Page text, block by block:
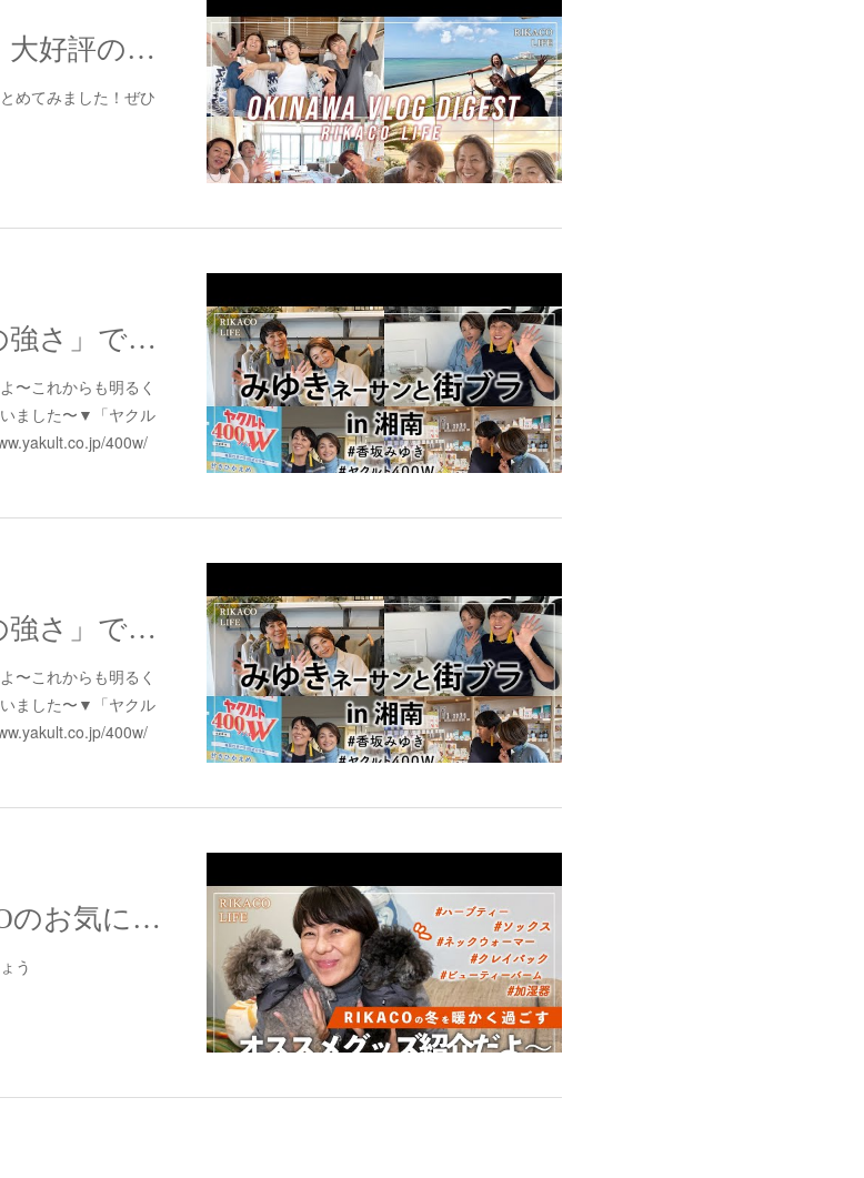
【配信】YouTube【Vlog】大好評の沖縄旅をまとめてみたよ〜
めてみました！ぜひ
【配信】YouTube【「Wの強さ」でお通じ改善】香坂みゆきさんと湘南デートからのヤクルトさんへ訪問！健やかな毎日を楽しく過ごすアイテムについて詳しく聞いてきました〜
〜これからも明るく
ました〜▼「ヤクル
400w/
【配信】YouTube【「Wの強さ」でお通じ改善】香坂みゆきさんと湘南デートからのヤクルトさんへ訪問！健やかな毎日を楽しく過ごすアイテムについて詳しく聞いてきました〜
〜これからも明るく
ました〜▼「ヤクル
400w/
【配信】YouTube RIKACOのお気に入りグッズを紹介〜
う